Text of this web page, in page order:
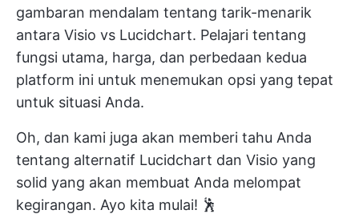
gambaran mendalam tentang tarik-menarik
antara Visio vs Lucidchart. Pelajari tentang
fungsi utama, harga, dan perbedaan kedua
platform ini untuk menemukan opsi yang tepat
untuk situasi Anda.
Oh, dan kami juga akan memberi tahu Anda
tentang alternatif Lucidchart dan Visio yang
solid yang akan membuat Anda melompat
kegirangan. Ayo kita mulai! 🕺